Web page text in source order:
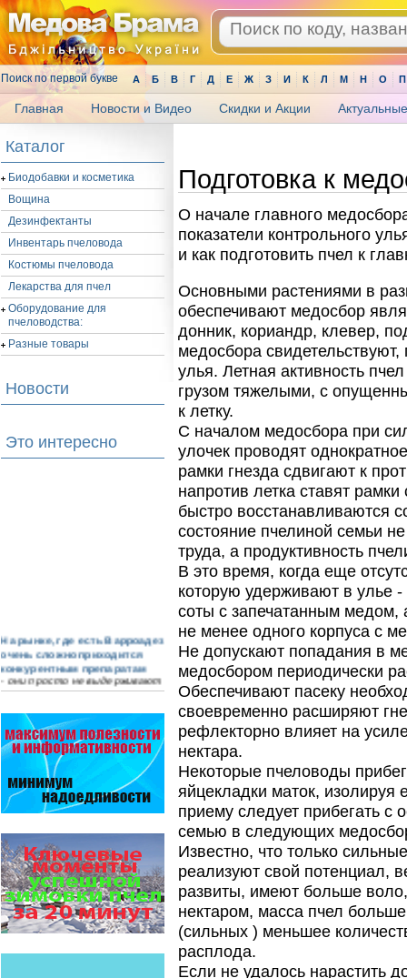
Поиск по первой букве А Б В Г Д Е Ж З И К Л М Н О П
Главная Новости и Видео Скидки и Акции
Каталог
Биодобавки и косметика
Вощина
Дезинфектанты
Инвентарь пчеловода
Костюмы пчеловода
Лекарства для пчел
Оборудование для
пчеловодства:
Разные товары
Новости
Это интересно
На рынке, где есть Варроадез
очень сложно приходится
конкурентным препаратам
- они просто не выдерживают
конкуренцию ни по цене,…
Препараты для лечения пчел
ЗАО АГРОБИОПРОМ
- это и высокая
эффективность, и безупречно
стабильные качество…
Прополис играет решающую
семьи.
Он обеспечивает безупречную
чистоту улья, или древесного
дупла, где…
Пчеловоды-долгожители
По результатам
статистического
Подготовка к
О начале главного
показатели контрольного
и как подготовить пчел к
Основными растениями в
обеспечивают медосбор
донник, кориандр, клевер,
медосбора свидетельствуют,
улья. Летная активность
грузом тяжелыми, с
к летку.
С началом медосбора при
улочек проводят
рамки гнезда сдвигают к
напротив летка ставят
быстро восстанавливаются
состояние пчелиной семьи
труда, а продуктивность
В это время, когда еще
которую удерживают в улье
соты с запечатанным медом,
не менее одного корпуса с
Не допускают попадания в
медосбором периодически
Обеспечивают пасеку
своевременно расширяют
рефлекторно влияет на
нектара.
Некоторые пчеловоды
яйцекладки маток, изолируя
приему следует прибегать с
семью в следующих
Известно, что только
реализуют свой потенциал,
развиты, имеют больше
нектаром, масса пчел
(сильных ) меньшее
расплода.
Если не удалось нарастить